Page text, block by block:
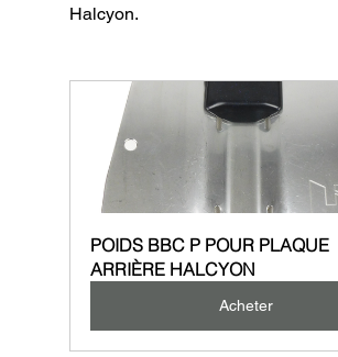
Halcyon.
POIDS BBC P POUR PLAQUE
ARRIÈRE HALCYON
Acheter